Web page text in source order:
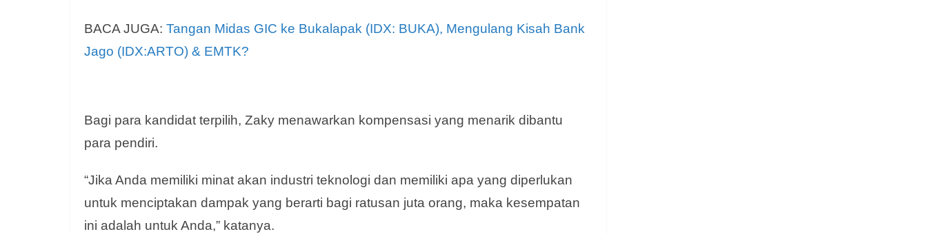
BACA JUGA: Tangan Midas GIC ke Bukalapak (IDX: BUKA), Mengulang Kisah Bank
Jago (IDX:ARTO) & EMTK?
Bagi para kandidat terpilih, Zaky menawarkan kompensasi yang menarik dibantu
para pendiri.
“Jika Anda memiliki minat akan industri teknologi dan memiliki apa yang diperlukan
untuk menciptakan dampak yang berarti bagi ratusan juta orang, maka kesempatan
ini adalah untuk Anda,” katanya.